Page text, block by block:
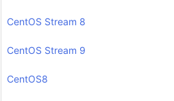
CentOS Stream 8
CentOS Stream 9
CentOS8